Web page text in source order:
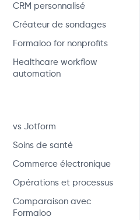
CRM personnalisé
Créateur de sondages
Formaloo for nonprofits
Healthcare workflow
automation
vs Jotform
Soins de santé
Commerce électronique
Opérations et processus
Comparaison avec
Formaloo